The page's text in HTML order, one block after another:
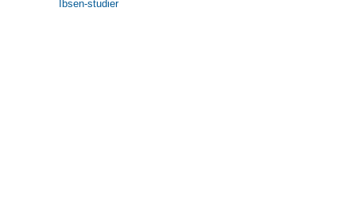
Ibsen-studier